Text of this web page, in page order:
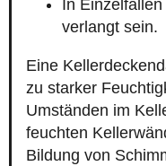
In
verlangt sein.
Eine
zu starker
Umständen im
feuchten
Bildung von